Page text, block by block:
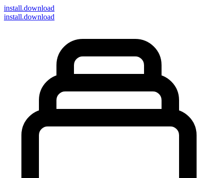
install.download
install.download